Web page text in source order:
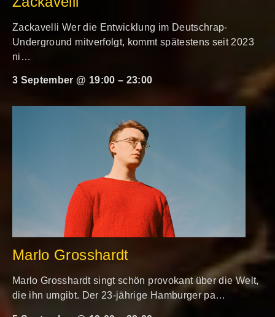
Zackavelli Wer die Entwicklung im Deutschrap-
Underground mitverfolgt, kommt spätestens seit 2023
ni…
3 September @ 19:00 – 23:00
Marlo Grosshardt
Marlo Grosshardt singt schön provokant über die Welt,
die ihn umgibt. Der 23-jährige Hamburger pa…